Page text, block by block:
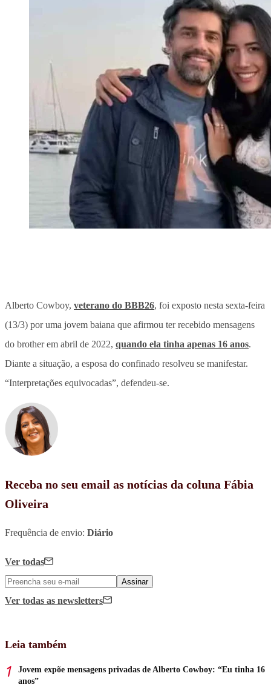
Alberto Cowboy, veterano do BBB26, foi exposto nesta sexta-feira
(13/3) por uma jovem baiana que afirmou ter recebido mensagens
do brotherem abril de 2022, quando ela tinha apenas 16 anos.
Diante a situação, a esposa do confinado resolveu se manifestar.
“Interpretações equivocadas”, defendeu-se.
Receba no seu email as notícias da coluna Fábia
Oliveira
Frequência de envio: Diário
Ver todas
Assinar
Ver todas as newsletters
Leia também
Jovem expõe mensagens privadas de Alberto Cowboy: “Eu tinha 16
anos”